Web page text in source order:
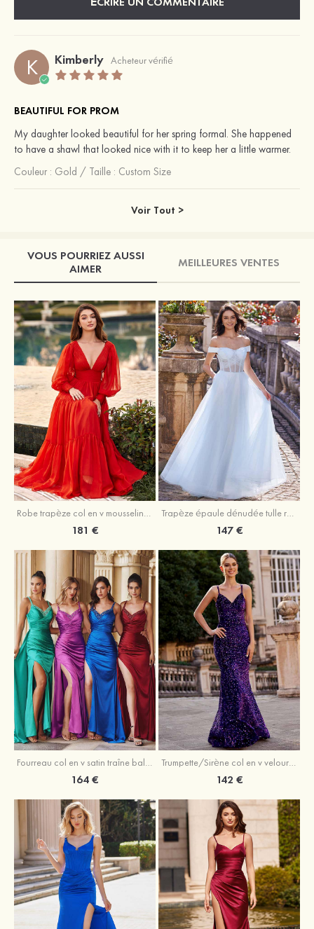
K Kimberly Acheteur vérifié
BEAUTIFUL FOR PROM
My daughter looked beautiful for her spring formal. She happened
to have a shawl that looked nice with it to keep her a little warmer.
Couleur : Gold / Taille : Custom Size
Voir Tout >
VOUS POURRIEZ AUSSI
AIMER
MEILLEURES VENTES
Robe trapèze col en v mousseline ras du sol robe de bal
181 €
Trapèze épaule dénudée tulle ras du sol robe de bal
147 €
Fourreau col en v satin traîne balayage robe de bal
164 €
Trumpette/Sirène col en v velours paillettes traîne balayage robe de bal
142 €